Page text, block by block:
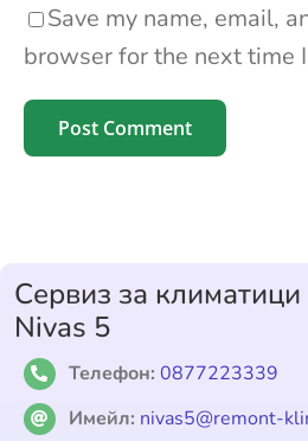
Save my name, email,
browser for the next time
Сервиз за
Nivas 5
Телефон: 0877223339
Имейл: nivas5@remont-